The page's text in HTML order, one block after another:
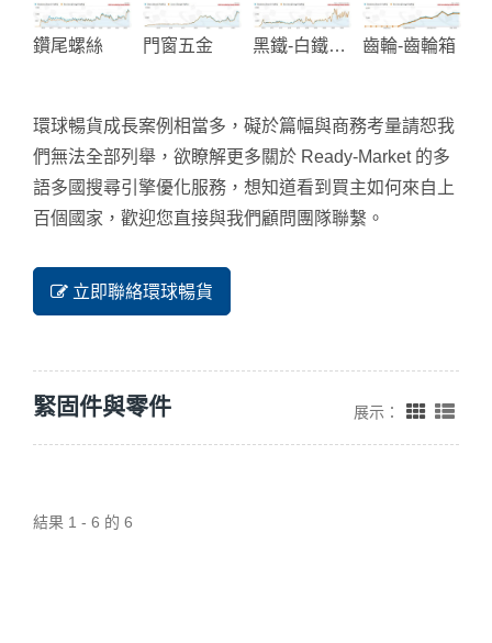
鑽尾螺絲 門窗五金 黑鐵-白鐵螺絲和複合螺絲 齒輪-齒輪箱
環球暢貨成長案例相當多，礙於篇幅與商務考量請恕我
們無法全部列舉，欲瞭解更多關於 Ready-Market 的多
語多國搜尋引擎優化服務，想知道看到買主如何來自上
百個國家，歡迎您直接與我們顧問團隊聯繫。
立即聯絡環球暢貨
緊固件與零件 展示：
結果 1 - 6 的 6